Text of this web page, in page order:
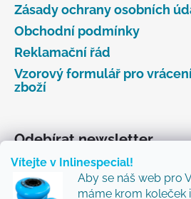
Vítejte v Inlinespecial!
Aby se náš web pro
máme krom koleček
Zásady ochrany osobních
Obchodní podmínky
Reklamační řád
Vzorový formulář pro
zboží
Odebírat newsletter
Vložte svůj e-mail a my vám
o nových produktech na našem